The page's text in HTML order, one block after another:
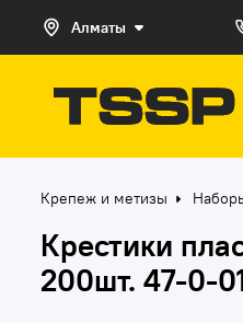
Алматы
Крепеж и метизы
Крестики
200шт. 47-0-